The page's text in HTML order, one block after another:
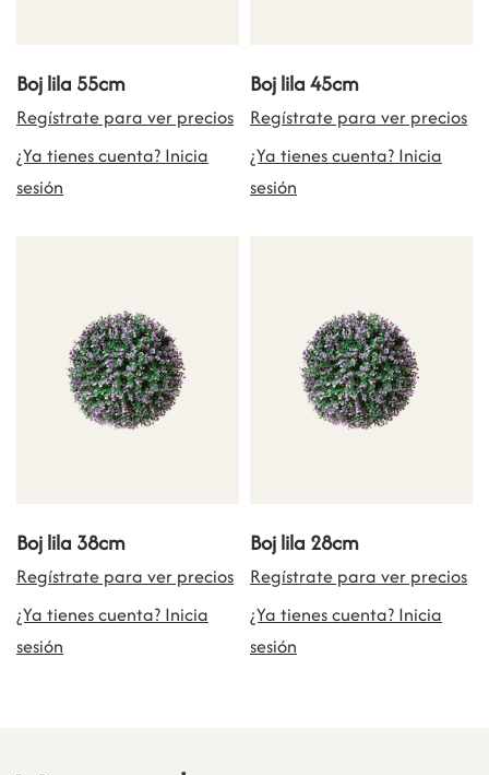
Boj lila 55cm
Regístrate para ver precios
¿Ya tienes cuenta? Inicia
sesión
Boj lila 45cm
Regístrate para ver precios
¿Ya tienes cuenta? Inicia
sesión
Boj lila 38cm
Regístrate para ver precios
¿Ya tienes cuenta? Inicia
sesión
Boj lila 28cm
Regístrate para ver precios
¿Ya tienes cuenta? Inicia
sesión